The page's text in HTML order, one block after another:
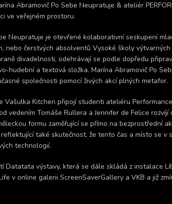
Abramovič Po Sebe Neupratuje & ateliér
ve veřejném prostoru.
Neupratuje je otevřené kolaborativní seskupení
nebo čerstvých absolventů Vysoké školy výtvarných
divadelnosti, odehrávají se podle dopředu
hudební a textová složka. Marína Abramovič Po
společnosti pomocí živých akcí plných metafor.
Vašulka Kitchen připojí studenti ateliéru
vedením Tomáše Rullera a Jennifer de Felice rozvíjí
formu zaměřující se přímo na bezprostřední
také skutečnost, že tento čas a místo se v
technologií.
Datatata výstavy, která se dále skládá z instalace
v online galerii ScreenSaverGallery a VKB a již